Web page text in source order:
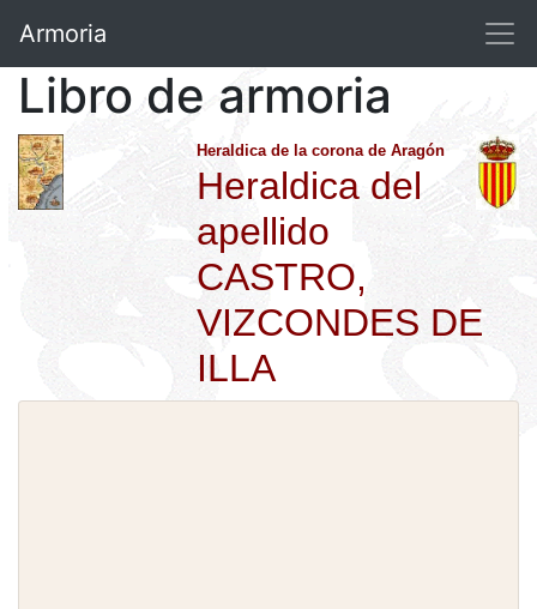
Armoria
Libro de armoria
Heraldica de la corona de Aragón
Heraldica del
apellido
CASTRO,
VIZCONDES DE
ILLA